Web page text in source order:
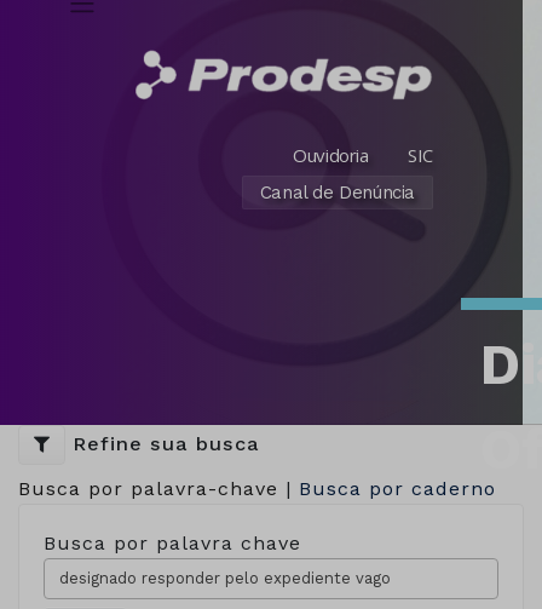
Ouvidoria SIC
Canal de Denúncia
Refine sua busca
Busca por palavra-chave | Busca por caderno
Busca por palavra chave